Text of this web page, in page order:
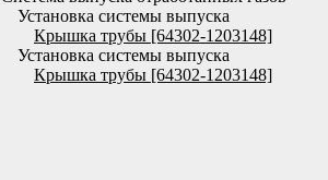
Установка системы выпуска
Крышка трубы [64302-1203148]
Установка системы выпуска
Крышка трубы [64302-1203148]